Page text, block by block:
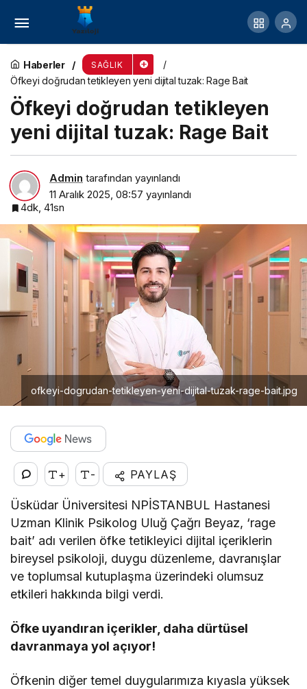
Haberler SAĞLIK
Öfkeyi doğrudan tetikleyen yeni dijital tuzak: Rage Bait
Öfkeyi doğrudan tetikleyen
yeni dijital tuzak: Rage Bait
Admin tarafından yayınlandı
11 Aralık 2025, 08:57 yayınlandı
4dk, 41sn
ofkeyi-dogrudan-tetikleyen-yeni-dijital-tuzak-rage-bait.jpg
+ - PAYLAŞ
Üsküdar Üniversitesi NPİSTANBUL Hastanesi
Uzman Klinik Psikolog Uluğ Çağrı Beyaz, ‘rage
bait’ adı verilen öfke tetikleyici dijital içeriklerin
bireysel psikoloji, duygu düzenleme, davranışlar
ve toplumsal kutuplaşma üzerindeki olumsuz
etkileri hakkında bilgi verdi.
Öfke uyandıran içerikler, daha dürtüsel
davranmaya yol açıyor!
Öfkenin diğer temel duygularımıza kıyasla yüksek
Kışın en büyük tehlikesi kapalı alanlar